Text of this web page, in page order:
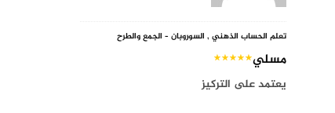
تعلم الحساب الذهني , السوروبان – الجمع والطرح
مسلي
يعتمد على التركيز